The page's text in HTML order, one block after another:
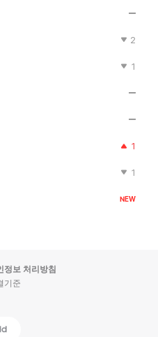
2
1
1
1
NEW
정보 처리방침
기준